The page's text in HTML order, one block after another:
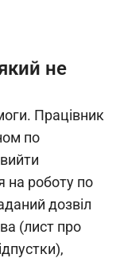
не
Працівник
по
на роботу по
дозвіл
(лист про